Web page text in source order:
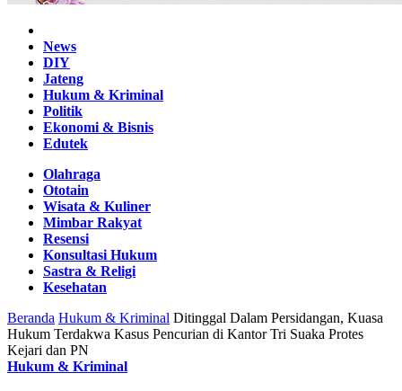
News
DIY
Jateng
Hukum & Kriminal
Politik
Ekonomi & Bisnis
Edutek
Olahraga
Ototain
Wisata & Kuliner
Mimbar Rakyat
Resensi
Konsultasi Hukum
Sastra & Religi
Kesehatan
Beranda Hukum & Kriminal Ditinggal Dalam Persidangan, Kuasa
Hukum Terdakwa Kasus Pencurian di Kantor Tri Suaka Protes
Kejari dan PN
Hukum & Kriminal